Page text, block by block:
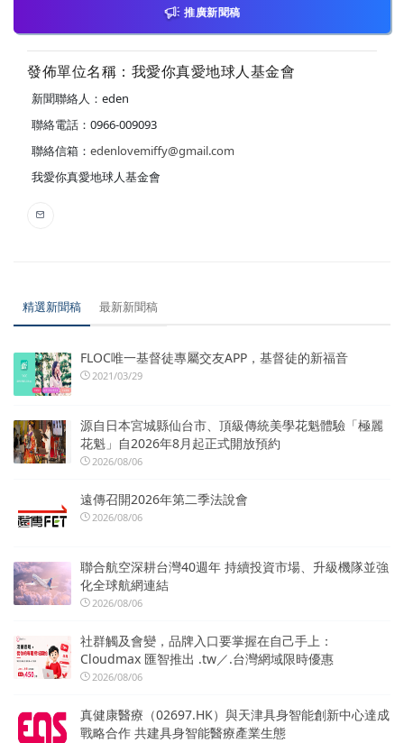
推廣新聞稿
發佈單位名稱：我愛你真愛地球人基金會
新聞聯絡人：eden
聯絡電話：0966-009093
聯絡信箱： edenlovemiffy@gmail.com
我愛你真愛地球人基金會
精選新聞稿 最新新聞稿
FLOC唯一基督徒專屬交友APP，基督徒的新福音
2021/03/29
源自日本宮城縣仙台市、頂級傳統美學花魁體驗「極麗
花魁」自2026年8月起正式開放預約
2026/08/06
遠傳召開2026年第二季法說會
2026/08/06
聯合航空深耕台灣40週年 持續投資市場、升級機隊並強
化全球航網連結
2026/08/06
社群觸及會變，品牌入口要掌握在自己手上：
Cloudmax 匯智推出 .tw／.台灣網域限時優惠
2026/08/06
真健康醫療（02697.HK）與天津具身智能創新中心達成
戰略合作 共建具身智能醫療產業生態